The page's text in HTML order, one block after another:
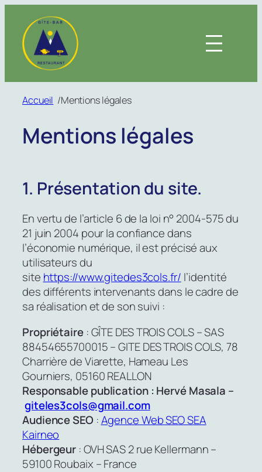
contenu
Accueil /Mentions légales
Mentions légales
1. Présentation du site.
En vertu de l’article 6 de la loi n° 2004-575 du
21 juin 2004 pour la confiance dans
l’économie numérique, il est précisé aux
utilisateurs du
site https://www.gitedes3cols.fr/ l’identité
des différents intervenants dans le cadre de
sa réalisation et de son suivi :
Propriétaire: GÎTE DES TROIS COLS – SAS
88454655700015 – GITE DES TROIS COLS, 78
Charrière de Viarette, Hameau Les
Gourniers, 05160 REALLON
Responsable publication : Hervé Masala –
giteles3cols@gmail.com
Audience SEO :Agence Web SEO SEA
Kairneo
Hébergeur : OVH SAS 2 rue Kellermann –
59100 Roubaix – France